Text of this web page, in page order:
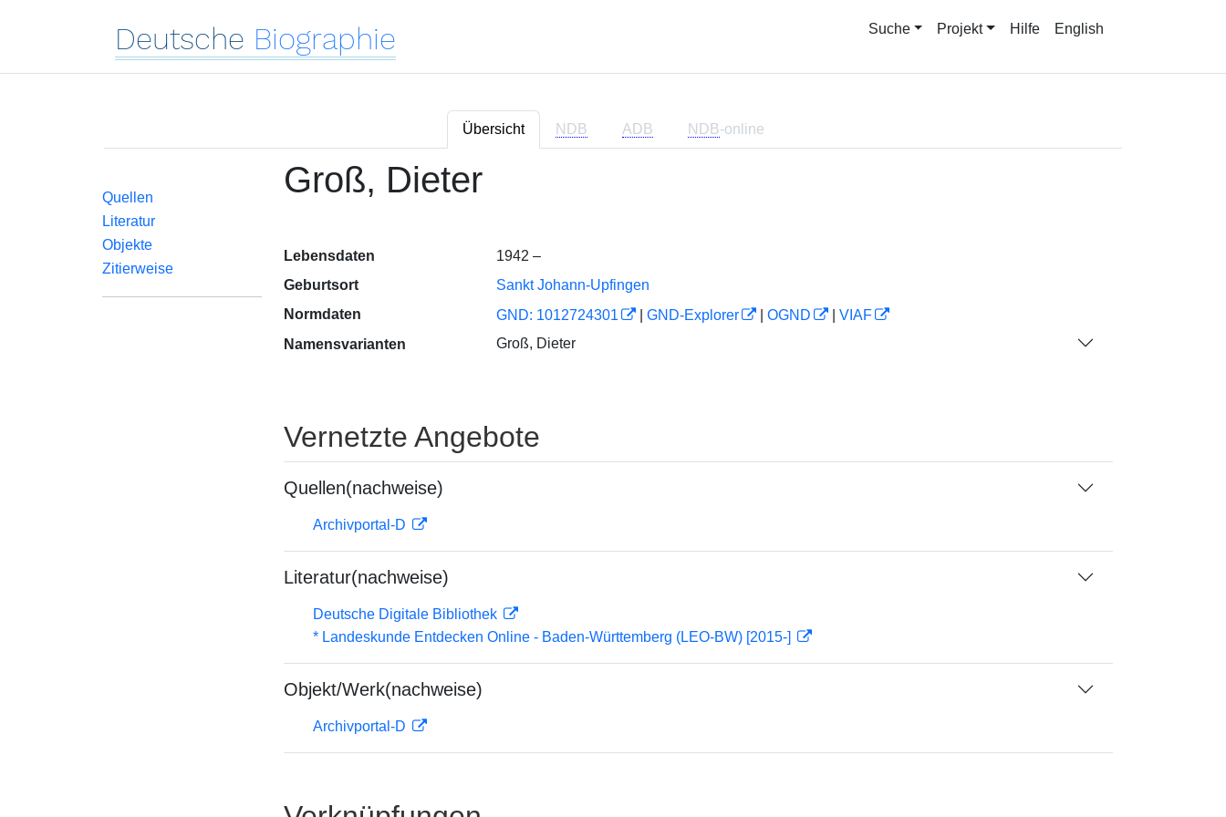
Deutsche Biographie Suche Projekt Hilfe English
Übersicht NDB ADB NDB-online
Quellen
Literatur
Objekte
Zitierweise
Groß, Dieter
Lebensdaten
1942 –
Geburtsort
Sankt Johann-Upfingen
Normdaten
GND: 1012724301 GND-Explorer OGND
VIAF
Namensvarianten
Groß, Dieter
Vernetzte Angebote
Quellen(nachweise)
Archivportal-D
Literatur(nachweise)
Deutsche Digitale Bibliothek
* Landeskunde Entdecken Online - Baden-Württemberg (LEO-BW) [2015-]
Objekt/Werk(nachweise)
Archivportal-D